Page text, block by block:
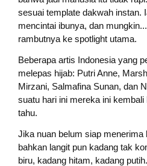
sesuai template dakwah instan.
mencintai ibunya, dan
rambutnya ke spotlight utama.
Beberapa artis Indonesia yang
melepas hijab: Putri Anne,
Mirzani, Salmafina Sunan, dan
suatu hari ini mereka ini
tahu.
Jika nuan belum siap menerima
bahkan langit pun kadang tak
biru, kadang hitam, kadang